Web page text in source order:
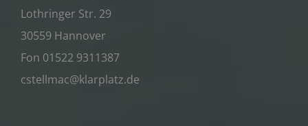
Lothringer Str. 29
30559 Hannover
Fon 01522 9311387
cstellmac@klarplatz.de